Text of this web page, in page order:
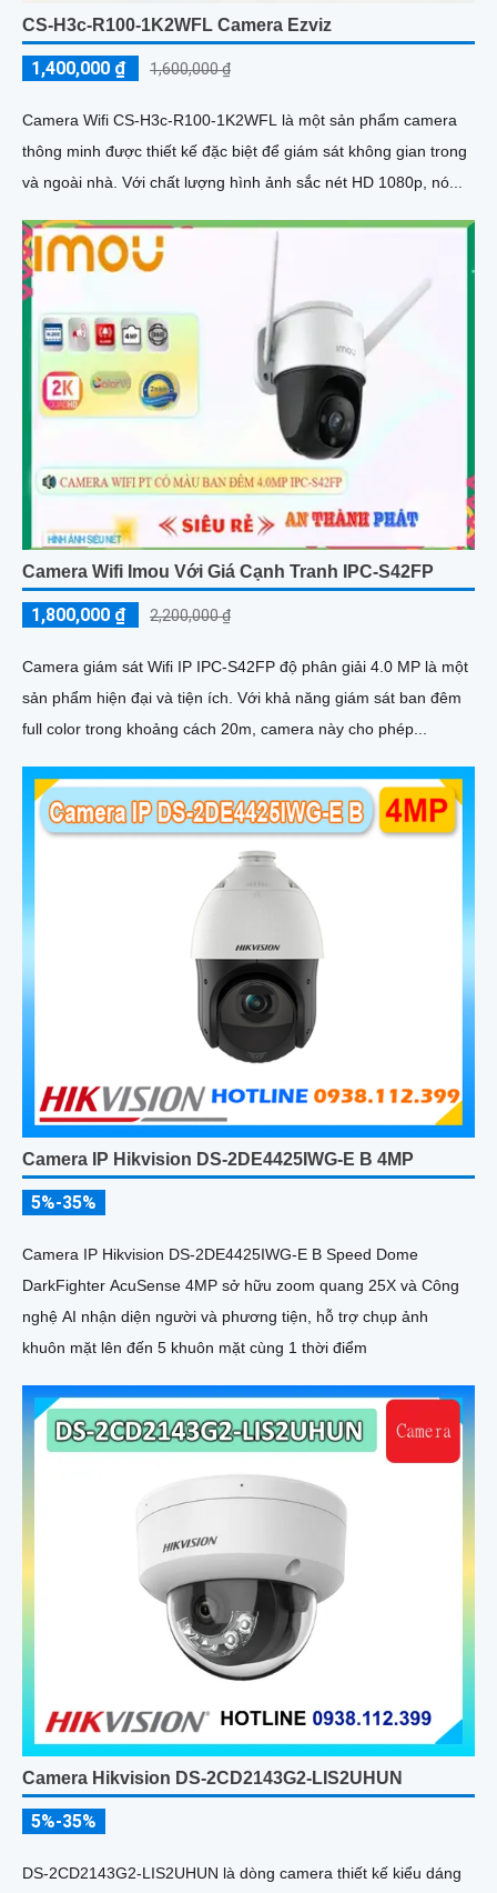
CS-H3c-R100-1K2WFL Camera Ezviz
1,400,000 ₫ 1,600,000 ₫
Camera Wifi CS-H3c-R100-1K2WFL là một sản phẩm camera
thông minh được thiết kế đặc biệt để giám sát không gian trong
và ngoài nhà. Với chất lượng hình ảnh sắc nét HD 1080p, nó...
Camera Wifi Imou Với Giá Cạnh Tranh IPC-S42FP
1,800,000 ₫ 2,200,000 ₫
Camera giám sát Wifi IP IPC-S42FP độ phân giải 4.0 MP là một
sản phẩm hiện đại và tiện ích. Với khả năng giám sát ban đêm
full color trong khoảng cách 20m, camera này cho phép...
Camera IP Hikvision DS-2DE4425IWG-E B 4MP
5%-35%
Camera IP Hikvision DS-2DE4425IWG-E B Speed Dome
DarkFighter AcuSense 4MP sở hữu zoom quang 25X và Công
nghệ AI nhận diện người và phương tiện, hỗ trợ chụp ảnh
khuôn mặt lên đến 5 khuôn mặt cùng 1 thời điểm
Camera Hikvision DS-2CD2143G2-LIS2UHUN
5%-35%
DS-2CD2143G2-LIS2UHUN là dòng camera thiết kế kiểu dáng